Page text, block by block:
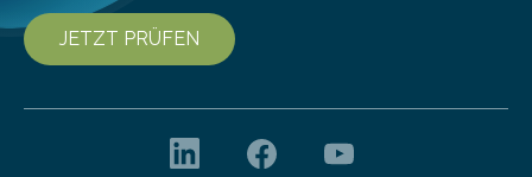
JETZT PRÜFEN